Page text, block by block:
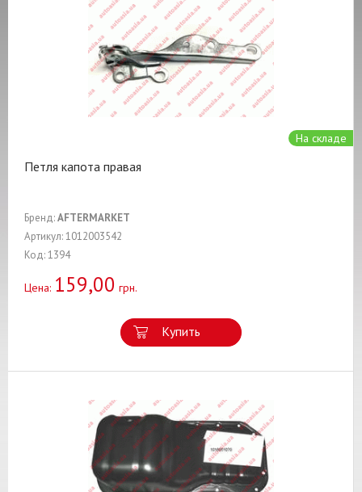
На складе
Петля капота правая
Бренд:AFTERMARKET
Артикул: 1012003542
Код: 1394
Цена: 159,00 грн.
Купить